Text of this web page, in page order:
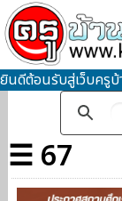
ยินดีต้อนรับสู่เว็บครู
☰ 67